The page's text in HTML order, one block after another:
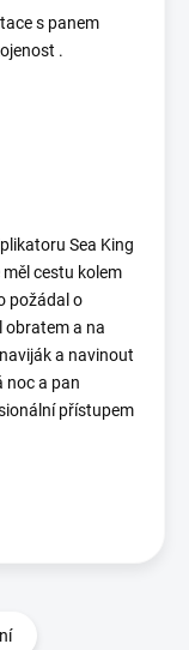
s panem
.
Sea King
cestu kolem
požádal o
obratem a na
a navinout
noc a pan
přístupem